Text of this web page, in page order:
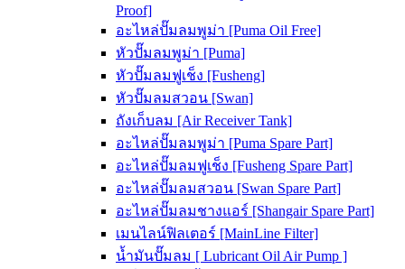
Proof]
อะไหล่ปั๊มลมพูม่า [Puma Oil Free]
หัวปั๊มลมพูม่า [Puma]
หัวปั๊มลมฟูเช็ง [Fusheng]
หัวปั๊มลมสวอน [Swan]
ถังเก็บลม [Air Receiver Tank]
อะไหล่ปั๊มลมพูม่า [Puma Spare Part]
อะไหล่ปั๊มลมฟูเช็ง [Fusheng Spare Part]
อะไหล่ปั๊มลมสวอน [Swan Spare Part]
อะไหล่ปั๊มลมชางแอร์ [Shangair Spare Part]
เมนไลน์ฟิลเตอร์ [MainLine Filter]
น้ำมันปั๊มลม [ Lubricant Oil Air Pump ]